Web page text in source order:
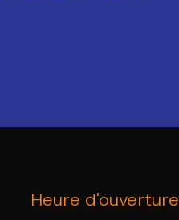
Heure d'ouverture